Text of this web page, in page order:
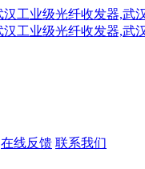
在线反馈 联系我们